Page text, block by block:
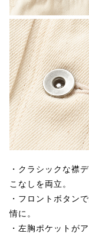
・クラシックな襟
こなしを両立。
・フロントボタン
情に。
・左胸ポケットが